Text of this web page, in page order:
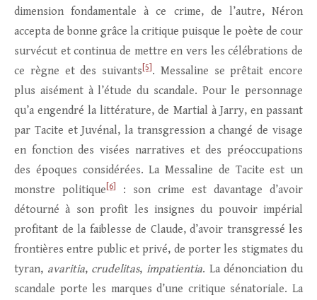
dimension fondamentale à ce crime, de l’autre, Néron
accepta de bonne grâce la critique puisque le poète de cour
survécut et continua de mettre en vers les célébrations de
ce règne et des suivants [5] . Messaline se prêtait encore
plus aisément à l’étude du scandale. Pour le personnage
qu’a engendré la littérature, de Martial à Jarry, en passant
par Tacite et Juvénal, la transgression a changé de visage
en fonction des visées narratives et des préoccupations
des époques considérées. La Messaline de Tacite est un
monstre politique [6]
: son crime est davantage d’avoir
détourné à son profit les insignes du pouvoir impérial
profitant de la faiblesse de Claude, d’avoir transgressé les
frontières entre public et privé, de porter les stigmates du
tyran, avaritia, crudelitas,impatientia. La dénonciation du
scandale porte les marques d’une critique sénatoriale. La